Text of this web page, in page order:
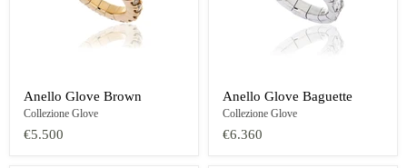
Anello Glove Brown
Collezione Glove
€5.500
Anello Glove Baguette
Collezione Glove
€6.360